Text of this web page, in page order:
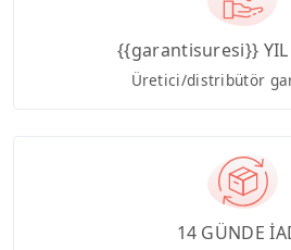
{{garantisuresi}} YIL
Üretici/distribütör
14 GÜNDE